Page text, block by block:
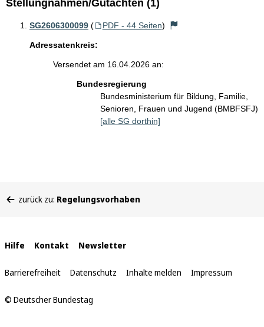
Stellungnahmen/Gutachten (1)
SG2606300099 ( PDF - 44 Seiten)
Adressatenkreis:
Versendet am 16.04.2026 an:
Bundesregierung
Bundesministerium für Bildung, Familie,
Senioren, Frauen und Jugend (BMBFSFJ)
[alle SG dorthin]
befinden
zurück zu: Regelungsvorhaben
Interne
Links
Hilfe Kontakt Newsletter
Barrierefreiheit Datenschutz Inhalte melden Impressum
© Deutscher Bundestag